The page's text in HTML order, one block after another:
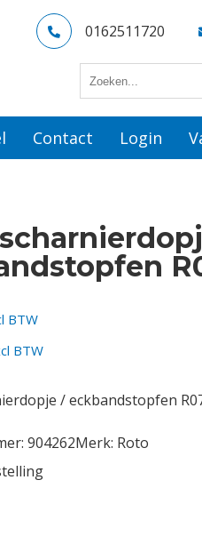
0162511720
Contact Login
BTW
BTW
/ eckbandstopfen
904262Merk: Roto